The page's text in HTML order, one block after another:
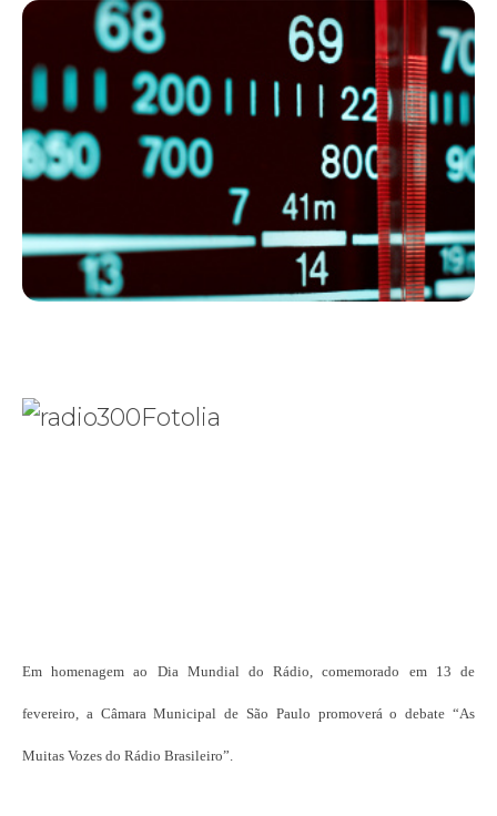
Em homenagem ao Dia Mundial do Rádio, comemorado em 13 de
fevereiro, a Câmara Municipal de São Paulo promoverá o debate “As
Muitas Vozes do Rádio Brasileiro”.